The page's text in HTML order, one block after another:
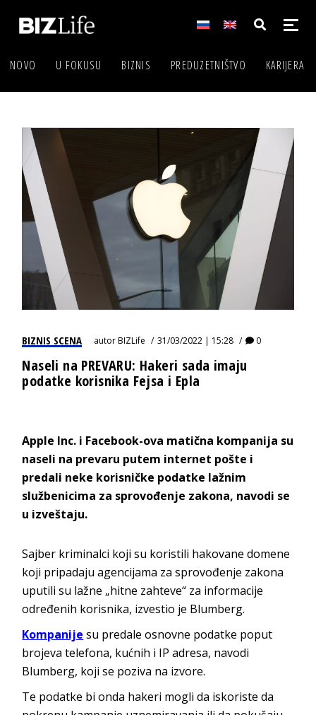
NOVO U FOKUSU BIZNIS PREDUZETNIŠTVO KARIJERA
BIZNIS SCENA autorBIZLife 31/03/2022 | 15:28 0
Naseli na PREVARU: Hakeri sada imaju
podatke korisnika Fejsa i Epla
Apple Inc. i Facebook-ova matična kompanija su
naseli na prevaru putem internet pošte i
predali neke korisničke podatke lažnim
službenicima za sprovođenje zakona, navodi se
u izveštaju.
Sajber kriminalci koji su koristili hakovane domene
koji pripadaju agencijama za sprovođenje zakona
uputili su lažne „hitne zahteve“ za informacije
određenih korisnika, izvestio je Blumberg.
Kompanije su predale osnovne podatke poput
brojeva telefona, kućnih i IP adresa, navodi
Blumberg, koji se poziva na izvore.
Te podatke bi onda hakeri mogli da iskoriste da